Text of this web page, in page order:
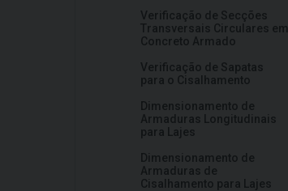
Verificação de Secções
Transversais Circulares em
Concreto Armado
Verificação de Sapatas
para o Cisalhamento
Dimensionamento de
Armaduras Longitudinais
para Lajes
Dimensionamento de
Armaduras de
Cisalhamento para Lajes